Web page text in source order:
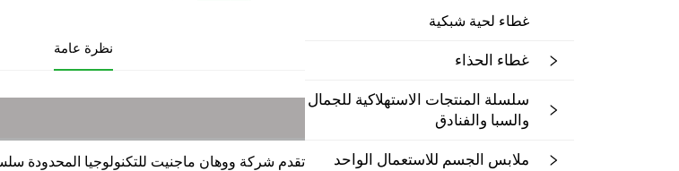
غطاء لحية شبكية
غطاء الحذاء
سلسلة المنتجات الاستهلاكية للجمال
والسبا والفنادق
ملابس الجسم للاستعمال الواحد
نظرة عامة